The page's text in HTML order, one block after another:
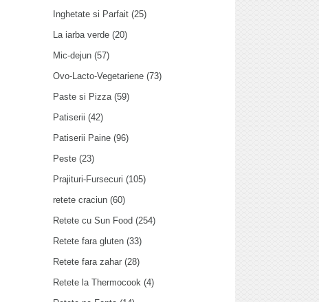
Inghetate si Parfait (25)
La iarba verde (20)
Mic-dejun (57)
Ovo-Lacto-Vegetariene (73)
Paste si Pizza(59)
Patiserii (42)
Patiserii Paine (96)
Peste (23)
Prajituri-Fursecuri (105)
retete craciun (60)
Retete cu Sun Food (254)
Retete fara gluten (33)
Retete fara zahar (28)
Retete la Thermocook (4)